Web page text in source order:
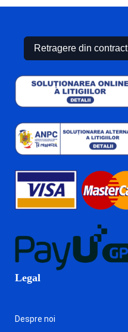
Retragere din contract
Legal
Despre noi